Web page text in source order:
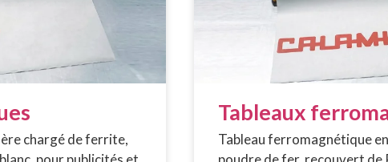
chargé de ferrite,
Tableaux
Tableau ferromagnétique